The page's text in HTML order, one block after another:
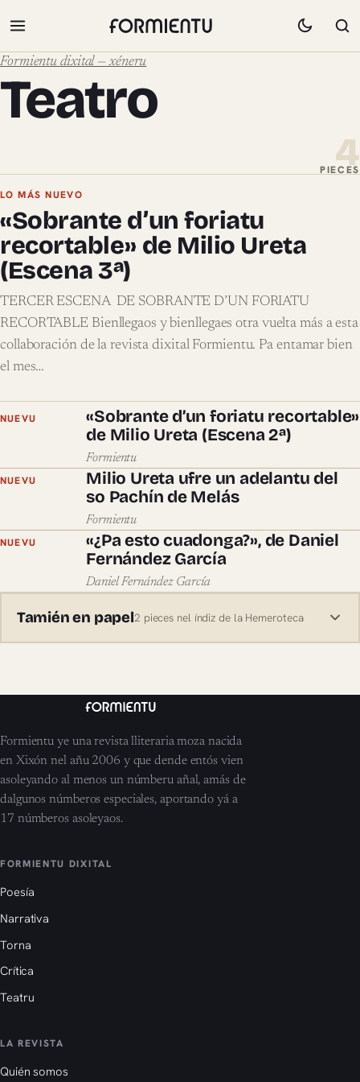
Formientu dixital — xéneru
Teatro
4
PIECES
Pieces de Teatro
LO MÁS NUEVO
«Sobrante d’un foriatu
recortable» de Milio Ureta
(Escena 3ª)
TERCER ESCENA DE SOBRANTE D’UN FORIATU
RECORTABLE Bienllegaos y bienllegaes otra vuelta más a esta
collaboración de la revista dixital Formientu. Pa entamar bien
el mes…
NUEVU
«Sobrante d’un foriatu recortable»
de Milio Ureta (Escena 2ª)
Formientu
NUEVU
Milio Ureta ufre un adelantu del
so Pachín de Melás
Formientu
NUEVU
«¿Pa esto cuadonga?», de Daniel
Fernández García
Daniel Fernández García
Tamién en papel2 pieces nel índiz de la Hemeroteca
Formientu ye una revista lliteraria moza nacida
en Xixón nel añu 2006 y que dende entós vien
asoleyando al menos un númberu añal, amás de
dalgunos númberos especiales, aportando yá a
17 númberos asoleyaos.
FORMIENTU DIXITAL
Poesía
Narrativa
Torna
Crítica
Teatru
LA REVISTA
Quién somos